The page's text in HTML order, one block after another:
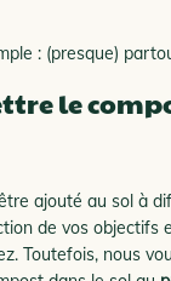
: (presque)
le
ajouté au sol à
de vos objectifs
Toutefois, nous